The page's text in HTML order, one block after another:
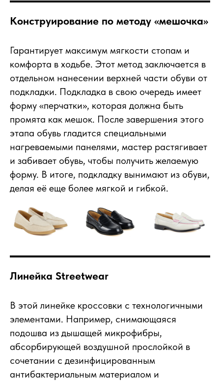
Конструирование по методу «мешочка»
Гарантирует максимум мягкости стопам и
комфорта в ходьбе. Этот метод заключается в
отдельном нанесении верхней части обуви от
подкладки. Подкладка в свою очередь имеет
форму «перчатки», которая должна быть
промята как мешок. После завершения этого
этапа обувь гладится специальными
нагреваемыми панелями, мастер растягивает
и забивает обувь, чтобы получить желаемую
форму. В итоге, подкладку вынимают из обуви,
делая её еще более мягкой и гибкой.
Линейка Streetwear
В этой линейке кроссовки с технологичными
элементами. Например, снимающаяся
подошва из дышащей микрофибры,
абсорбирующей воздушной прослойкой в
сочетании с дезинфицированным
антибактериальным материалом и